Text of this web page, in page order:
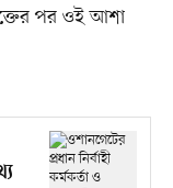
পর ওই আশা